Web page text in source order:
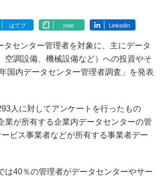
はてブ note LinkedIn
センター管理者を対象に、主にデータ
空調設備、機械設備など）への投資やそ
国内データセンター管理者調査」を発表
人に対してアンケートを行ったもの
業が所有する企業内データセンターの管
ビス事業者などが所有する事業者デー
40％の管理者がデータセンターやサー